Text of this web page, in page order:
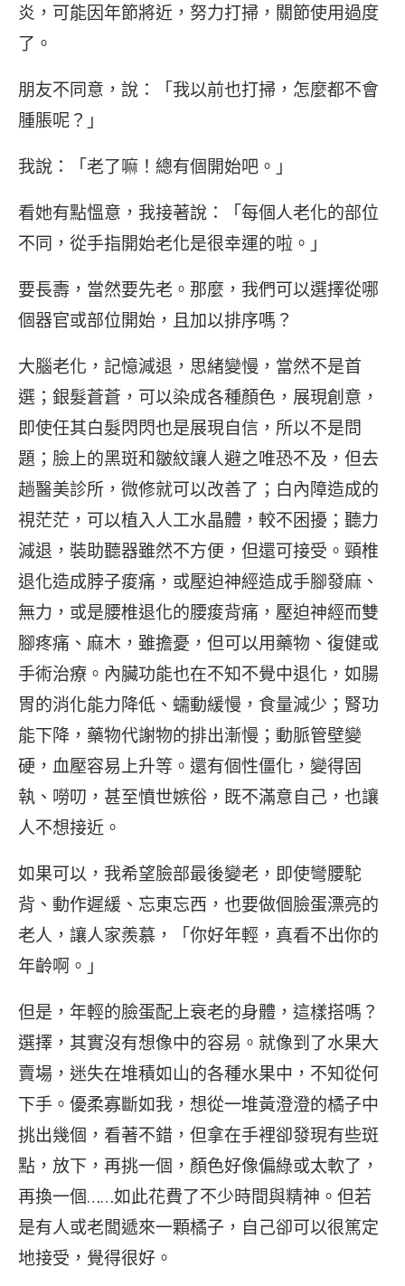
炎，可能因年節將近，努力打掃，關節使用過度
了。
朋友不同意，說：「我以前也打掃，怎麼都不會
腫脹呢？」
我說：「老了嘛！總有個開始吧。」
看她有點慍意，我接著說：「每個人老化的部位
不同，從手指開始老化是很幸運的啦。」
要長壽，當然要先老。那麼，我們可以選擇從哪
個器官或部位開始，且加以排序嗎？
大腦老化，記憶減退，思緒變慢，當然不是首
選；銀髮蒼蒼，可以染成各種顏色，展現創意，
即使任其白髮閃閃也是展現自信，所以不是問
題；臉上的黑斑和皺紋讓人避之唯恐不及，但去
趟醫美診所，微修就可以改善了；白內障造成的
視茫茫，可以植入人工水晶體，較不困擾；聽力
減退，裝助聽器雖然不方便，但還可接受。頸椎
退化造成脖子痠痛，或壓迫神經造成手腳發麻、
無力，或是腰椎退化的腰痠背痛，壓迫神經而雙
腳疼痛、麻木，雖擔憂，但可以用藥物、復健或
手術治療。內臟功能也在不知不覺中退化，如腸
胃的消化能力降低、蠕動緩慢，食量減少；腎功
能下降，藥物代謝物的排出漸慢；動脈管壁變
硬，血壓容易上升等。還有個性僵化，變得固
執、嘮叨，甚至憤世嫉俗，既不滿意自己，也讓
人不想接近。
如果可以，我希望臉部最後變老，即使彎腰駝
背、動作遲緩、忘東忘西，也要做個臉蛋漂亮的
老人，讓人家羨慕，「你好年輕，真看不出你的
年齡啊。」
但是，年輕的臉蛋配上衰老的身體，這樣搭嗎？
選擇，其實沒有想像中的容易。就像到了水果大
賣場，迷失在堆積如山的各種水果中，不知從何
下手。優柔寡斷如我，想從一堆黃澄澄的橘子中
挑出幾個，看著不錯，但拿在手裡卻發現有些斑
點，放下，再挑一個，顏色好像偏綠或太軟了，
再換一個……如此花費了不少時間與精神。但若
是有人或老闆遞來一顆橘子，自己卻可以很篤定
地接受，覺得很好。